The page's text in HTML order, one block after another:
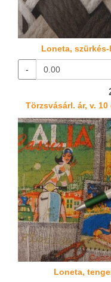
Loneta,
-
Törzsvásárl. ár, v.
Loneta,